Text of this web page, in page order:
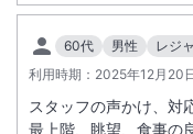
60代 男性
レジ
利用時期： 2025年12月20
スタッフの声かけ、対
最上階、眺望、食事の